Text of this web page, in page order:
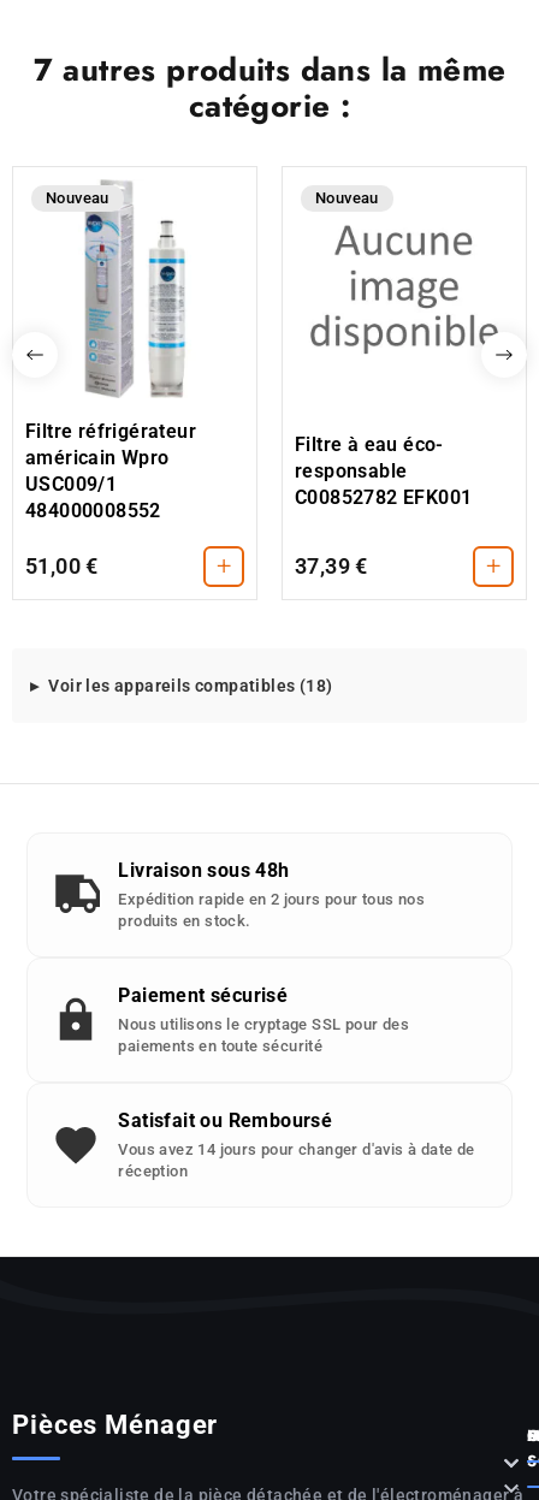
7 autres produits dans la même
catégorie :
Nouveau
Filtre réfrigérateur
américain Wpro
USC009/1
484000008552
51,00 € +
Nouveau
Filtre à eau éco-
responsable
C00852782 EFK001
37,39 € +
Modeles
Voir les appareils compatibles (18)
Livraison sous 48h
Expédition rapide en 2 jours pour tous nos
produits en stock.
Paiement sécurisé
Nous utilisons le cryptage SSL pour des
paiements en toute sécurité
Satisfait ou Remboursé
Vous avez 14 jours pour changer d'avis à date de
réception
Pièces Ménager
Votre spécialiste de la pièce détachée et de l'électroménager à



